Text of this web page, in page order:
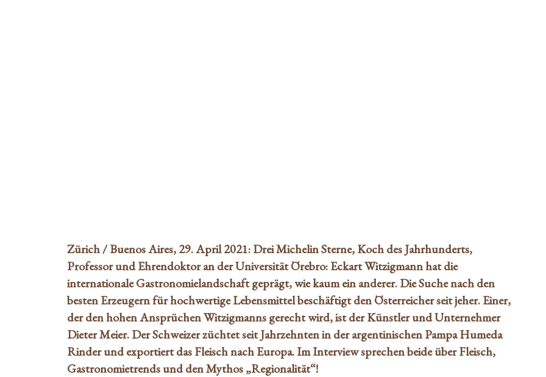
Zürich / Buenos Aires, 29. April 2021: Drei Michelin Sterne, Koch des Jahrhunderts,
Professor und Ehrendoktor an der Universität Örebro: Eckart Witzigmann hat die
internationale Gastronomielandschaft geprägt, wie kaum ein anderer. Die Suche nach den
besten Erzeugern für hochwertige Lebensmittel beschäftigt den Österreicher seit jeher. Einer,
der den hohen Ansprüchen Witzigmanns gerecht wird, ist der Künstler und Unternehmer
Dieter Meier. Der Schweizer züchtet seit Jahrzehnten in der argentinischen Pampa Humeda
Rinder und exportiert das Fleisch nach Europa. Im Interview sprechen beide über Fleisch,
Gastronomietrends und den Mythos „Regionalität“!